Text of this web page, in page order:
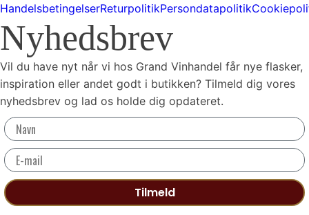
HandelsbetingelserReturpolitikPersondatapolitik
Nyhedsbrev
Vil du have nyt når vi hos Grand Vinhandel får nye flasker,
inspiration eller andet godt i butikken? Tilmeld dig vores
nyhedsbrev og lad os holde dig opdateret.
Tilmeld